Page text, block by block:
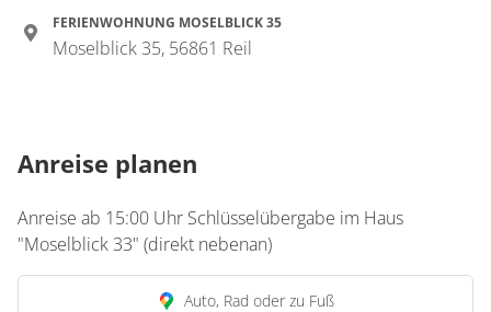
Wohn-/Schlafraum
€50.00pro Einheit/Nacht
Details anzeigen
Details anzeigen für Appartement/Fewo,
FERIENWOHNUNG MOSELBLICK 35
Moselblick 35, 56861 Reil
Anreise planen
Anreise ab 15:00 Uhr Schlüsselübergabe im Haus
"Moselblick 33" (direkt nebenan)
Auto, Rad oder zu Fuß